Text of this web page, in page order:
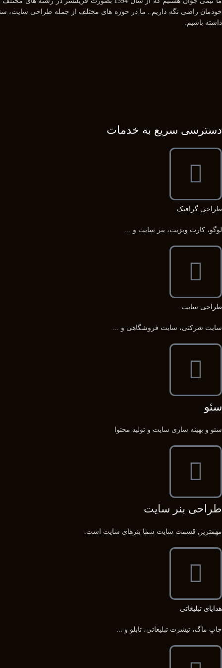
داشته باشیم.
دسترسی سریع به خدمات
طراحی گرافیک
لوگو، کارت ویزیت، بنر سایت و ...
طراحی سایت
سایت شرکتی، سایت فروشگاهی و ...
سئو
سئو و بهینه سازی سایت و تولید محتوا
طراحی بنر سایت
مهمترین قسمت سایت شما بنرهای سایت است.
هدایای تبلیغاتی
چاپ ماگ، تیشرت تبلیغاتی، تابلو و ...